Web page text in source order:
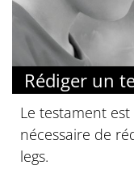
Rédiger un
Le testament
nécessaire de
legs.